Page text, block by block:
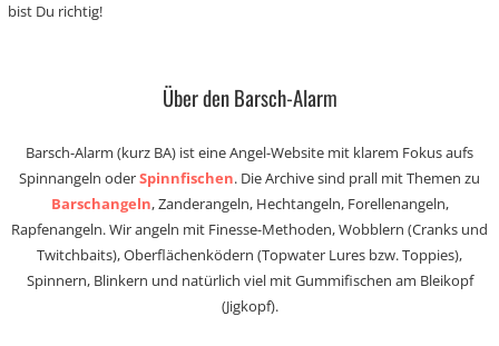
bist Du richtig!
Über den Barsch-Alarm
Barsch-Alarm (kurz BA) ist eine Angel-Website mit klarem Fokus aufs
Spinnangeln oderSpinnfischen. Die Archive sind prall mit Themen zu
Barschangeln, Zanderangeln, Hechtangeln, Forellenangeln,
Rapfenangeln. Wir angeln mit Finesse-Methoden, Wobblern (Cranks und
Twitchbaits), Oberflächenködern (Topwater Lures bzw. Toppies),
Spinnern, Blinkern und natürlich viel mit Gummifischen am Bleikopf
(Jigkopf).